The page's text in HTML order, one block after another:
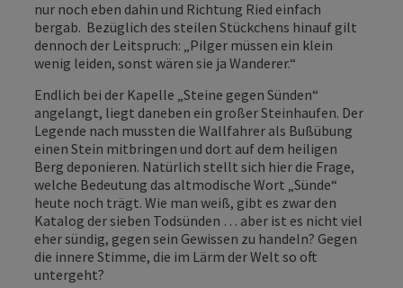
nur noch eben dahin und Richtung Ried einfach
bergab. Bezüglich des steilen Stückchens hinauf gilt
dennoch der Leitspruch: „Pilger müssen ein klein
wenig leiden, sonst wären sie ja Wanderer.“
Endlich bei der Kapelle „Steine gegen Sünden“
angelangt, liegt daneben ein großer Steinhaufen. Der
Legende nach mussten die Wallfahrer als Bußübung
einen Stein mitbringen und dort auf dem heiligen
Berg deponieren. Natürlich stellt sich hier die Frage,
welche Bedeutung das altmodische Wort „Sünde“
heute noch trägt. Wie man weiß, gibt es zwar den
Katalog der sieben Todsünden … aber ist es nicht viel
eher sündig, gegen sein Gewissen zu handeln? Gegen
die innere Stimme, die im Lärm der Welt so oft
untergeht?